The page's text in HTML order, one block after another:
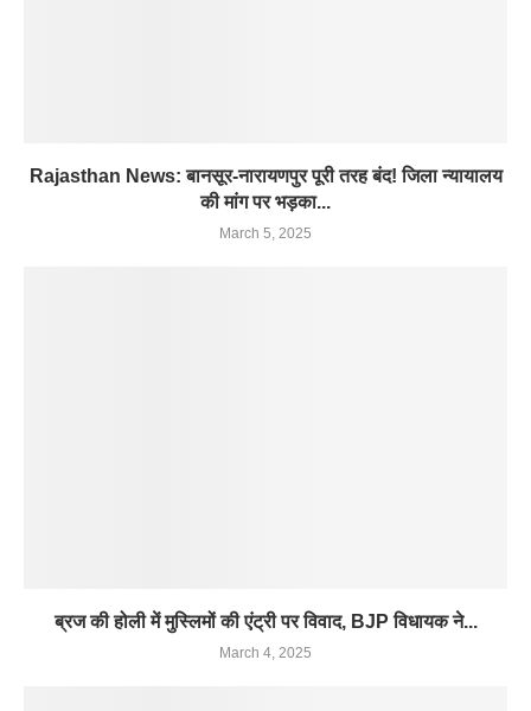
Rajasthan News: बानसूर-नारायणपुर पूरी तरह बंद! जिला न्यायालय
की मांग पर भड़का...
March 5, 2025
ब्रज की होली में मुस्लिमों की एंट्री पर विवाद, BJP विधायक ने...
March 4, 2025